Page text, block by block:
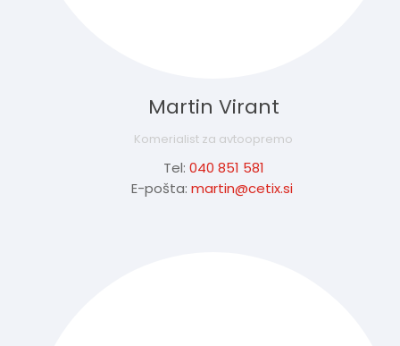
Martin Virant
Komerialist za avtoopremo
Tel: 040 851 581
E-pošta: martin@cetix.si